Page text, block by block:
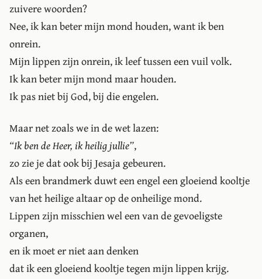
zuivere woorden?
Nee, ik kan beter mijn mond houden, want ik ben
onrein.
Mijn lippen zijn onrein, ik leef tussen een vuil volk.
Ik kan beter mijn mond maar houden.
Ik pas niet bij God, bij die engelen.
Maar net zoals we in de wet lazen:
Ik ben de Heer, ik heilig jullie ,
zo zie je dat ook bij Jesaja gebeuren.
Als een brandmerk duwt een engel een gloeiend kooltje
van het heilige altaar op de onheilige mond.
Lippen zijn misschien wel een van de gevoeligste
organen,
en ik moet er niet aan denken
dat ik een gloeiend kooltje tegen mijn lippen krijg.